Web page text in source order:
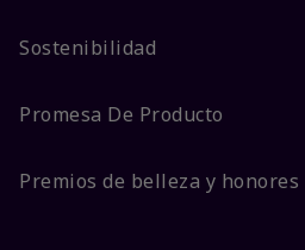
Sostenibilidad
Promesa De Producto
Premios de belleza y honores